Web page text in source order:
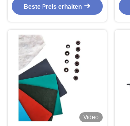
Kraftstoffschläuche Komplizierte
Beste Preis erhalten
Video